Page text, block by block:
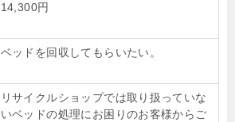
14,300円
ベッドを回収してもらいたい。
リサイクルショップでは取り扱っていな
いベッドの処理にお困りのお客様からご